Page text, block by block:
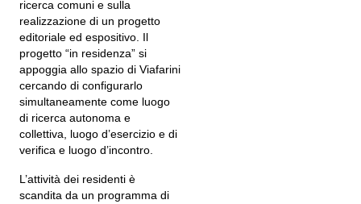
ricerca comuni e sulla
realizzazione di un progetto
editoriale ed espositivo. Il
progetto “in residenza” si
appoggia allo spazio di Viafarini
cercando di configurarlo
simultaneamente come luogo
di ricerca autonoma e
collettiva, luogo d’esercizio e di
verifica e luogo d’incontro.
L’attività dei residenti è
scandita da un programma di